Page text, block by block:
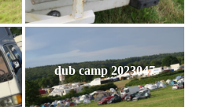
dub camp 2023047